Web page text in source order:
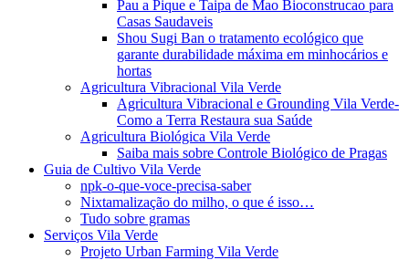
Pau a Pique e Taipa de Mao Bioconstrucao para
Casas Saudaveis
Shou Sugi Ban o tratamento ecológico que
garante durabilidade máxima em minhocários e
hortas
Agricultura Vibracional Vila Verde
Agricultura Vibracional e Grounding Vila Verde-
Como a Terra Restaura sua Saúde
Agricultura Biológica Vila Verde
Saiba mais sobre Controle Biológico de Pragas
Guia de Cultivo Vila Verde
npk-o-que-voce-precisa-saber
Nixtamalização do milho, o que é isso…
Tudo sobre gramas
Serviços Vila Verde
Projeto Urban Farming Vila Verde